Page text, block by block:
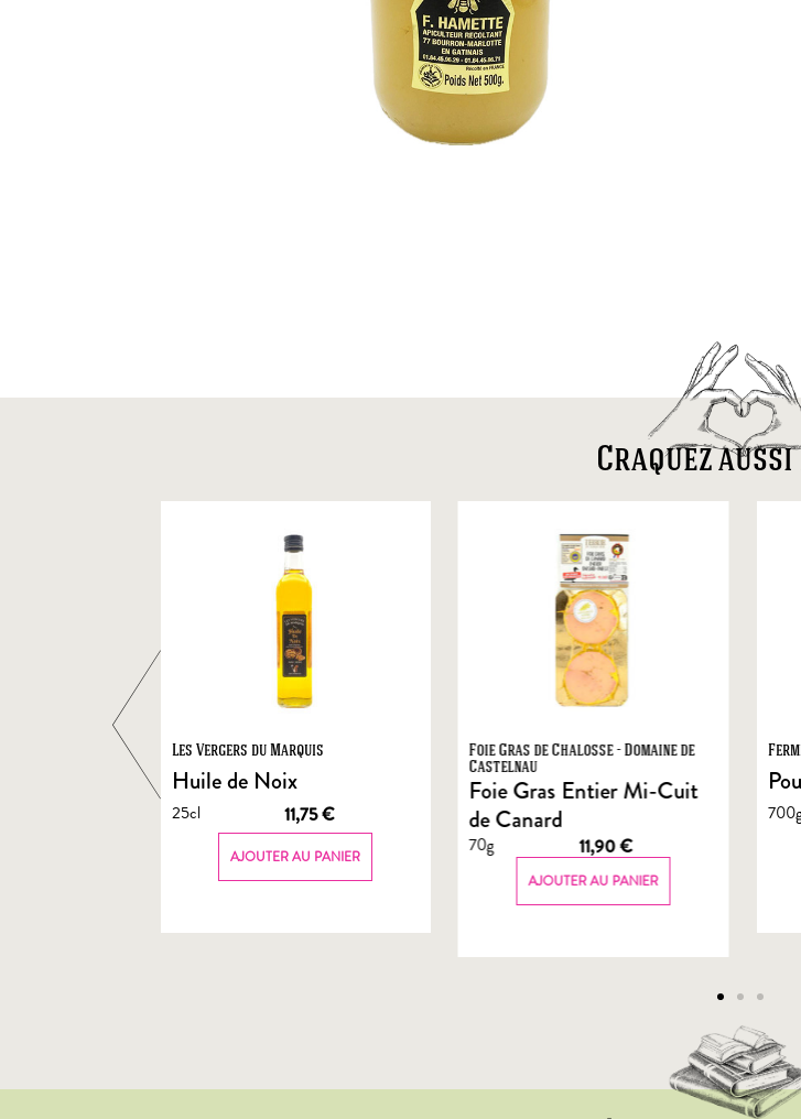
Craquez aussi
Les Vergers du Marquis
Huile de Noix
25cl 11,75€
AJOUTER AU PANIER
Foie Gras de Chalosse - Domaine de
Castelnau
Foie Gras Entier Mi-Cuit
de Canard
70g 11,90€
AJOUTER AU PANIER
700g